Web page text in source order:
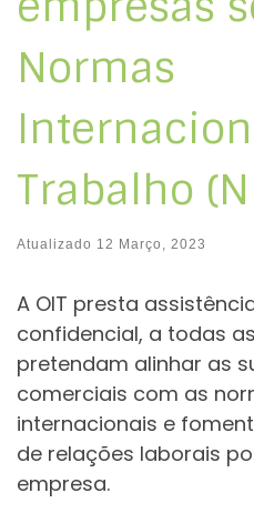
Normas
Trabalho
Atualizado 12 Março, 2023
A OIT presta
confidencial, a todas
pretendam alinhar as
comerciais com as
internacionais e
de relações laborais
empresa.